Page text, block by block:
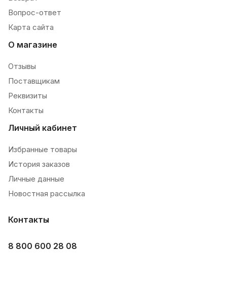
Вопрос-ответ
Карта сайта
О магазине
Отзывы
Поставщикам
Реквизиты
Контакты
Личный кабинет
Избранные товары
История заказов
Личные данные
Новостная рассылка
Контакты
8 800 600 28 08